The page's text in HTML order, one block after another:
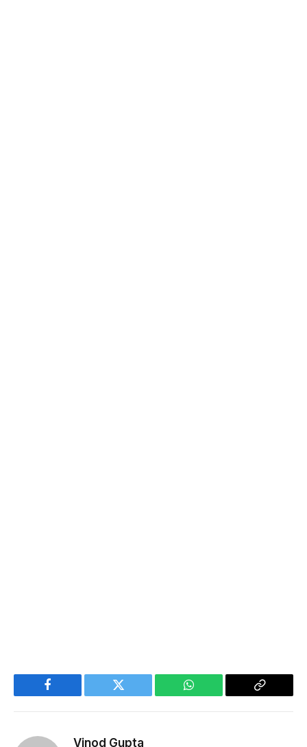
Facebook Twitter WhatsApp
Copy
Vinod Gupta